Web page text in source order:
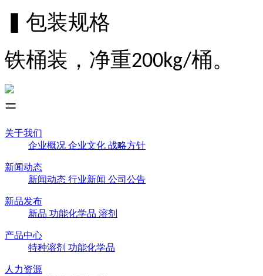
▍包装规格
铁桶装，净重200kg/桶。
关于我们
企业概况 企业文化 战略方针
新闻动态
新闻动态 行业新闻 公司公告
新品发布
新品 功能化学品 溶剂
产品中心
特种溶剂 功能化学品
人力资源